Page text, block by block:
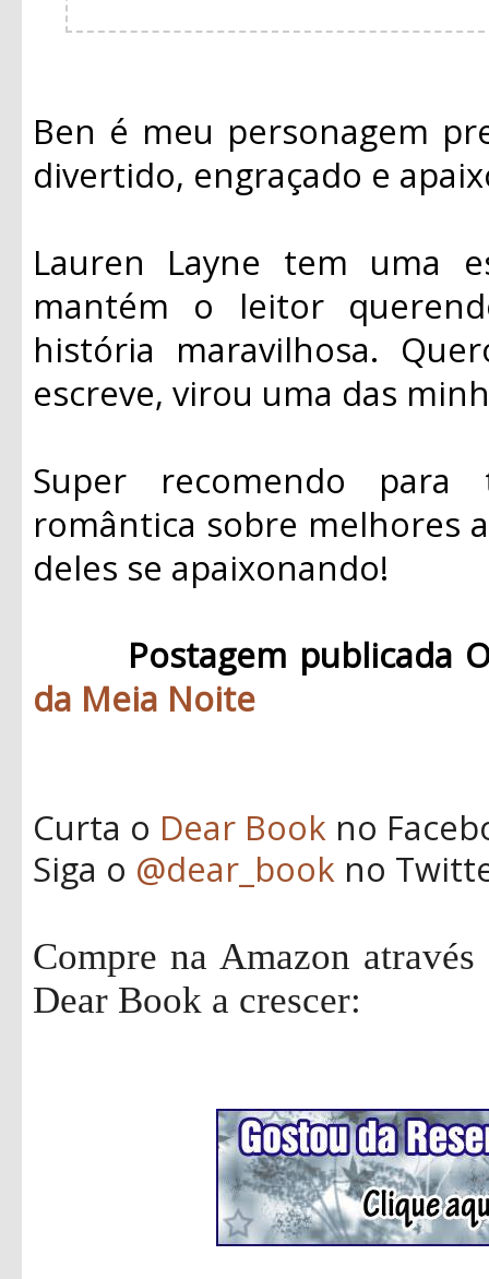
Ben é meu personagem
divertido, engraçado e
Lauren Layne tem uma
mantém o leitor
história maravilhosa.
escreve, virou uma das
Super recomendo para
romântica sobre melhores
deles se apaixonando!
Postagem publicada
da Meia Noite
Curta o Dear Book no
Siga o @dear_book no
Compre na Amazon
Dear Book a crescer: